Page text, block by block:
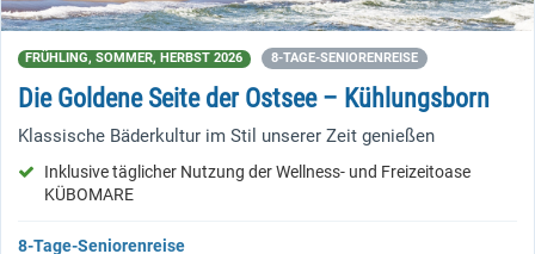
FRÜHLING, SOMMER, HERBST 2026 8-TAGE-SENIORENREISE
Die Goldene Seite der Ostsee – Kühlungsborn
Klassische Bäderkultur im Stil unserer Zeit genießen
Inklusive täglicher Nutzung der Wellness- und Freizeitoase
KÜBOMARE
8-Tage-Seniorenreise